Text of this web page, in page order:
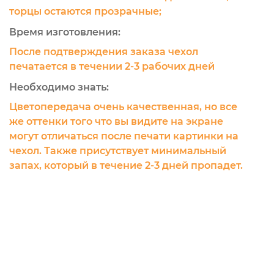
торцы остаются прозрачные;
Время изготовления:
После подтверждения заказа чехол
печатается в течении 2-3 рабочих дней
Необходимо знать:
Цветопередача очень качественная, но все
же оттенки того что вы видите на экране
могут отличаться после печати картинки на
чехол. Также присутствует минимальный
запах, который в течение 2-3 дней пропадет.